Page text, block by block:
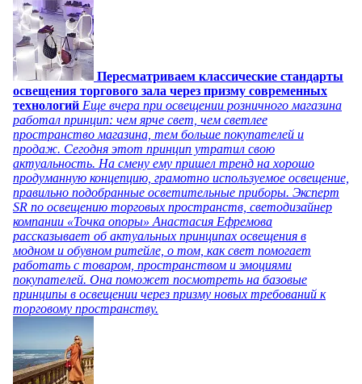
Пересматриваем классические стандарты
освещения торгового зала через призму современных
технологий Еще вчера при освещении розничного магазина
работал принцип: чем ярче свет, чем светлее
пространство магазина, тем больше покупателей и
продаж. Сегодня этот принцип утратил свою
актуальность. На смену ему пришел тренд на хорошо
продуманную концепцию, грамотно используемое освещение,
правильно подобранные осветительные приборы. Эксперт
SR по освещению торговых пространств, светодизайнер
компании «Точка опоры» Анастасия Ефремова
рассказывает об актуальных принципах освещения в
модном и обувном ритейле, о том, как свет помогает
работать с товаром, пространством и эмоциями
покупателей. Она поможет посмотреть на базовые
принципы в освещении через призму новых требований к
торговому пространству.